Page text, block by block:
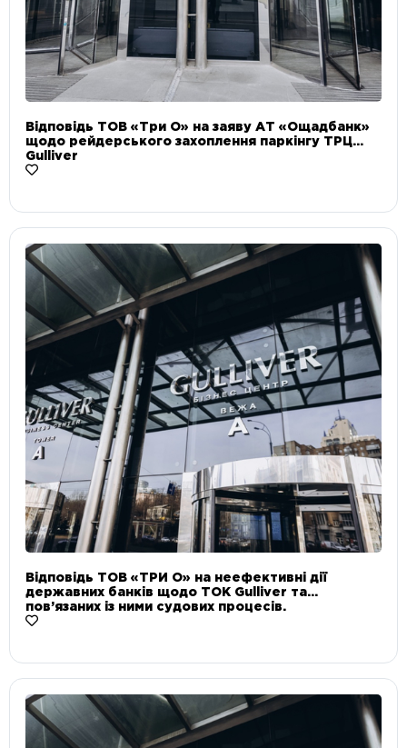
Відповідь ТОВ «Три О» на заяву АТ «Ощадбанк»
щодо рейдерського захоплення паркінгу ТРЦ
Gulliver
Відповідь ТОВ «ТРИ О» на неефективні дії
державних банків щодо ТОК Gulliver та
пов’язаних із ними судових процесів.